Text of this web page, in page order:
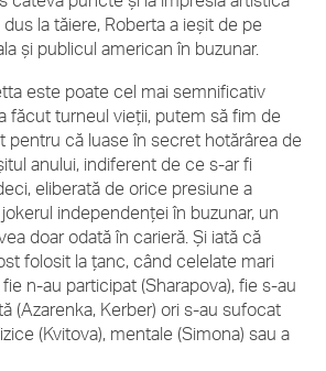
la tăiere, Roberta a ieșit de pe
și publicul american în buzunar.
este poate cel mai semnificativ
făcut turneul vieții, putem să fim de
pentru că luase în secret hotărârea de
anului, indiferent de ce s-ar fi
eliberată de orice presiune a
independenței în buzunar, un
doar odată în carieră. Și iată că
folosit la țanc, când celelate mari
n-au participat (Sharapova), fie s-au
(Azarenka, Kerber) ori s-au sufocat
(Kvitova), mentale (Simona) sau a